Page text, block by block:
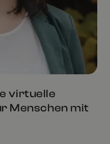
virtuelle
Menschen mit